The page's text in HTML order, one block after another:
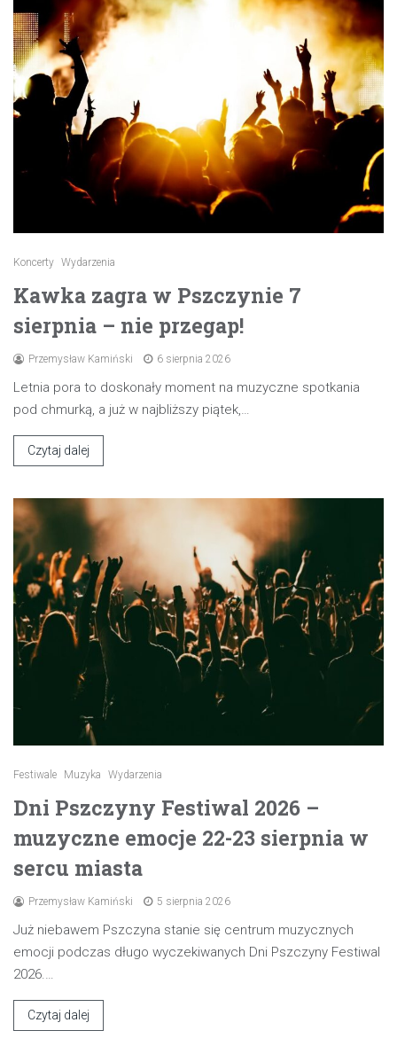
Koncerty Wydarzenia
Kawka zagra w Pszczynie 7
sierpnia – nie przegap!
Przemysław Kamiński 6 sierpnia 2026
Letnia pora to doskonały moment na muzyczne spotkania
pod chmurką, a już w najbliższy piątek,…
Czytaj dalej
Festiwale Muzyka Wydarzenia
Dni Pszczyny Festiwal 2026 –
muzyczne emocje 22-23 sierpnia w
sercu miasta
Przemysław Kamiński 5 sierpnia 2026
Już niebawem Pszczyna stanie się centrum muzycznych
emocji podczas długo wyczekiwanych Dni Pszczyny Festiwal
2026.…
Czytaj dalej